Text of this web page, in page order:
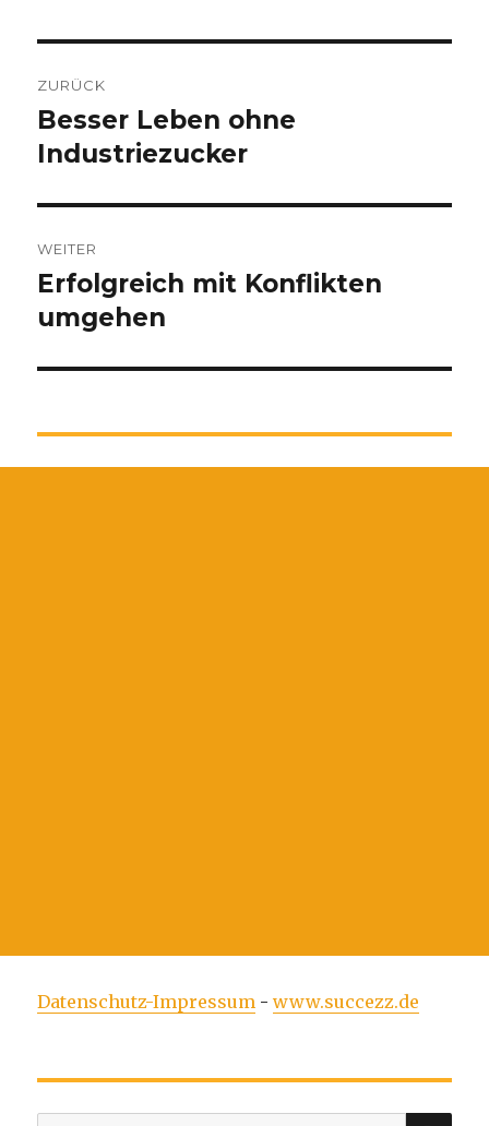
ZURÜCK
Vorheriger
Beitrag:
Besser Leben ohne
Industriezucker
WEITER
Nächster
Beitrag:
Erfolgreich mit Konflikten
umgehen
Datenschutz-Impressum -www.succezz.de